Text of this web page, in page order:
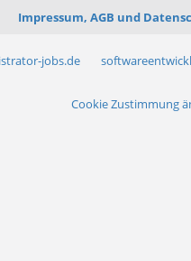
Impressum, AGB und
jobs.de
Cookie Zustimmung